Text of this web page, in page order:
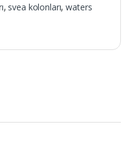
, svea kolonları,waters